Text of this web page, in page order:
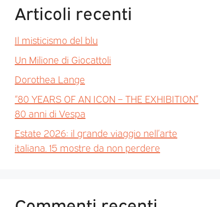
Articoli recenti
Il misticismo del blu
Un Milione di Giocattoli
Dorothea Lange
“80 YEARS OF AN ICON – THE EXHIBITION”
80 anni di Vespa
Estate 2026: il grande viaggio nell’arte
italiana. 15 mostre da non perdere